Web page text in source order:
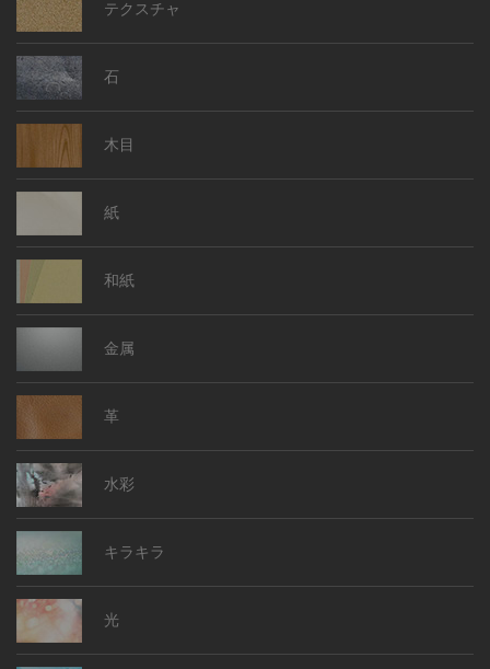
テクスチャ
石
木目
紙
和紙
金属
革
水彩
キラキラ
光